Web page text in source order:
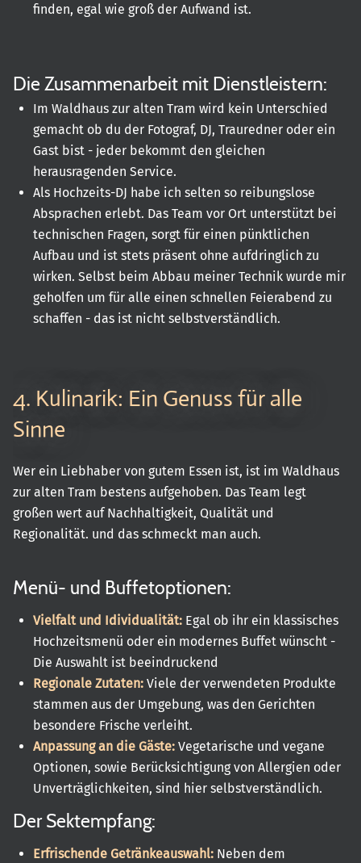
finden, egal wie groß der Aufwand ist.
Die Zusammenarbeit mit Dienstleistern:
Im Waldhaus zur alten Tram wird kein Unterschied
gemacht ob du der Fotograf, DJ, Trauredner oder ein
Gast bist - jeder bekommt den gleichen
herausragenden Service.
Als Hochzeits-DJ habe ich selten so reibungslose
Absprachen erlebt. Das Team vor Ort unterstützt bei
technischen Fragen, sorgt für einen pünktlichen
Aufbau und ist stets präsent ohne aufdringlich zu
wirken. Selbst beim Abbau meiner Technik wurde mir
geholfen um für alle einen schnellen Feierabend zu
schaffen - das ist nicht selbstverständlich.
4. Kulinarik: Ein Genuss für alle
Sinne
Wer ein Liebhaber von gutem Essen ist, ist im Waldhaus
zur alten Tram bestens aufgehoben. Das Team legt
großen wert auf Nachhaltigkeit, Qualität und
Regionalität. und das schmeckt man auch.
Menü- und Buffetoptionen:
Vielfalt und Idividualität: Egal ob ihr ein klassisches
Hochzeitsmenü oder ein modernes Buffet wünscht -
Die Auswahlt ist beeindruckend
Regionale Zutaten: Viele der verwendeten Produkte
stammen aus der Umgebung, was den Gerichten
besondere Frische verleiht.
Anpassung an die Gäste: Vegetarische und vegane
Optionen, sowie Berücksichtigung von Allergien oder
Unverträglichkeiten, sind hier selbstverständlich.
Der Sektempfang:
Erfrischende Getränkeauswahl: Neben dem